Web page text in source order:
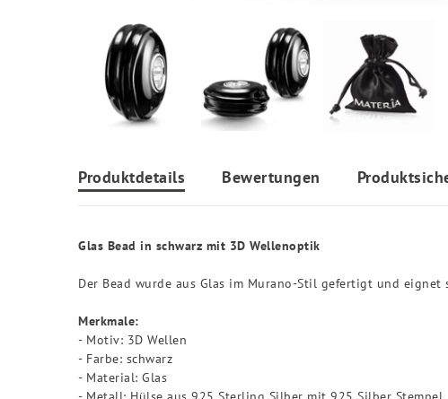
Produktdetails Bewertungen
Glas Bead in schwarz mit 3D Wellenoptik
Der Bead wurde aus Glas im Murano-Stil gefertigt und
Merkmale:
- Motiv: 3D Wellen
- Farbe: schwarz
- Material: Glas